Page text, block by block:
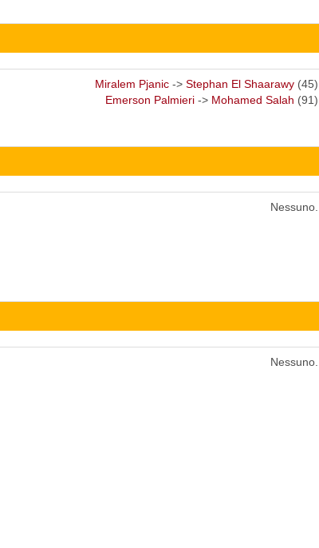
Miralem Pjanic -> Stephan El Shaarawy (45)
Emerson Palmieri -> Mohamed Salah (91)
Nessuno.
Nessuno.